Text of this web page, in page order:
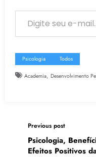
Digite seu e-mail…
Psicologia Todos
Academia, Desenvolvimento
Previous post
Psicologia,
Efeitos Positivos